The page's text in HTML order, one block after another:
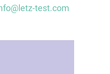
test.com